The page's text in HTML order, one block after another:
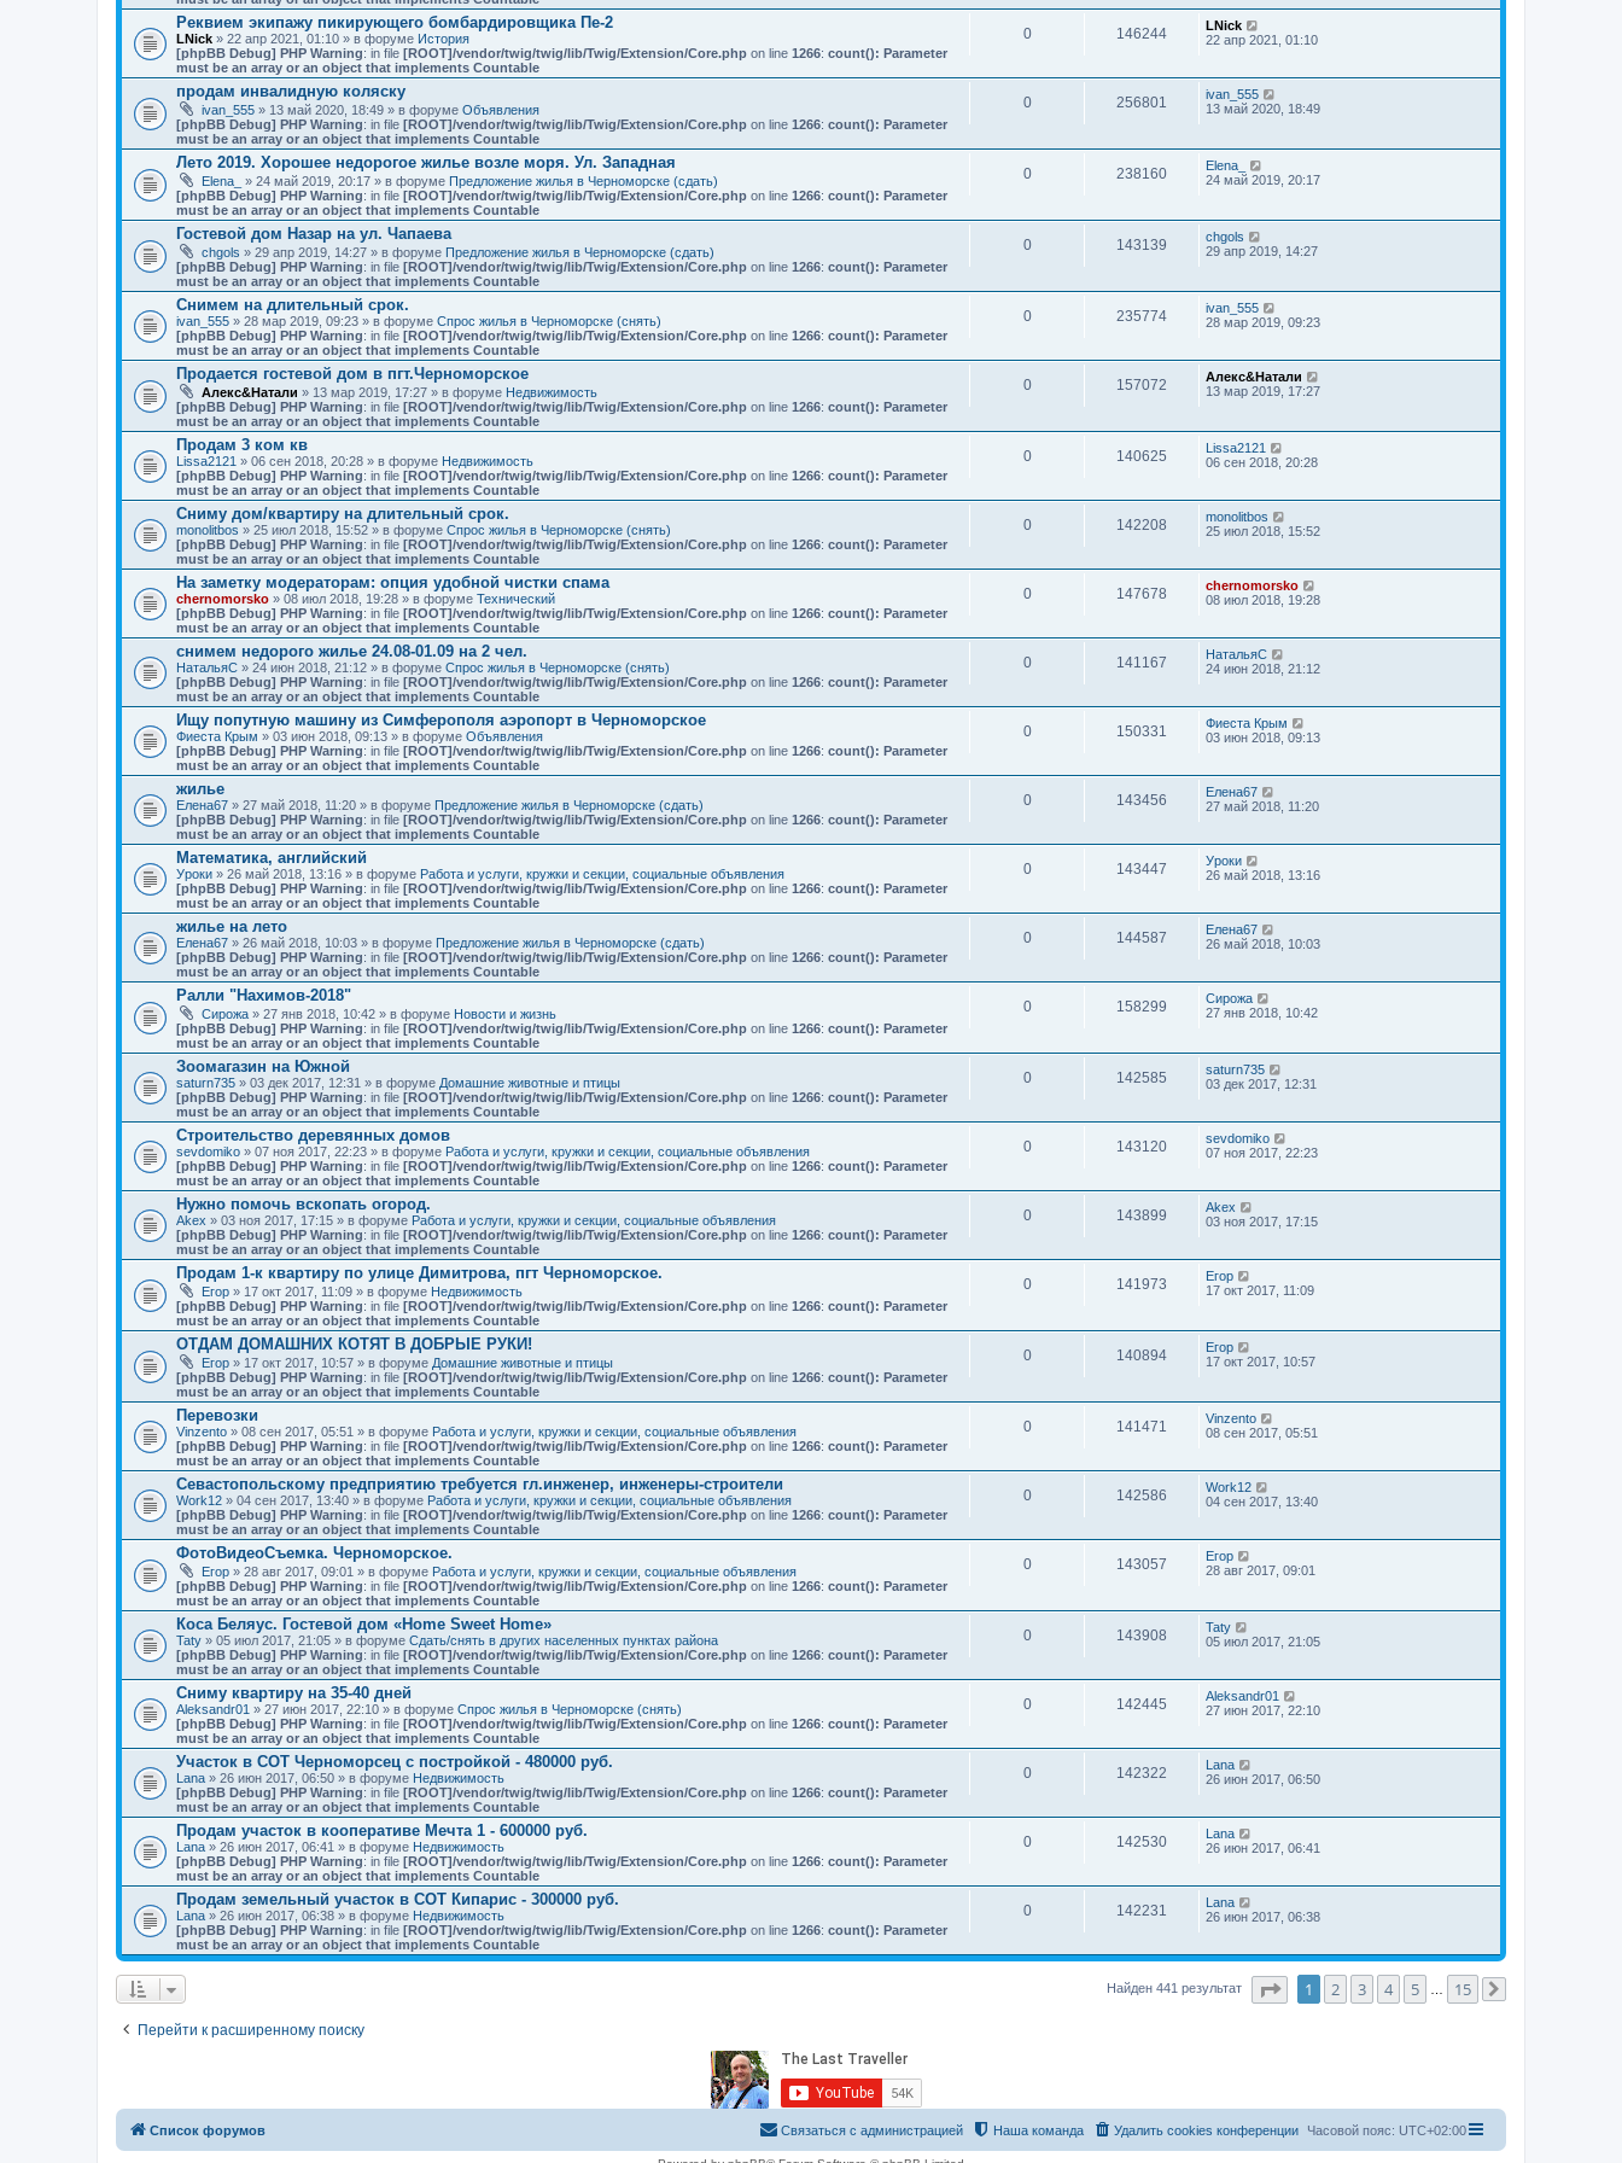
Реквием экипажу пикирующего бомбардировщика Пе-2
LNick » 22 апр 2021, 01:10 » в форуме История
[phpBB Debug] PHP Warning: in file [ROOT]/vendor/twig/twig/lib/Twig/Extension/Core.php on line 1266: count(): Parameter
must be an array or an object that implements Countable
0 146244
LNick
22 апр 2021, 01:10
продам инвалидную коляску
ivan_555 » 13 май 2020, 18:49 » в форуме Объявления
[phpBB Debug] PHP Warning: in file [ROOT]/vendor/twig/twig/lib/Twig/Extension/Core.php on line 1266: count(): Parameter
must be an array or an object that implements Countable
0 256801
ivan_555
13 май 2020, 18:49
Лето 2019. Хорошее недорогое жилье возле моря. Ул. Западная
Elena_ » 24 май 2019, 20:17 » в форуме Предложение жилья в Черноморске (сдать)
[phpBB Debug] PHP Warning: in file [ROOT]/vendor/twig/twig/lib/Twig/Extension/Core.php on line 1266: count(): Parameter
must be an array or an object that implements Countable
0 238160
Elena_
24 май 2019, 20:17
Гостевой дом Назар на ул. Чапаева
chgols » 29 апр 2019, 14:27 » в форуме Предложение жилья в Черноморске (сдать)
[phpBB Debug] PHP Warning: in file [ROOT]/vendor/twig/twig/lib/Twig/Extension/Core.php on line 1266: count(): Parameter
must be an array or an object that implements Countable
0 143139
chgols
29 апр 2019, 14:27
Снимем на длительный срок.
ivan_555 » 28 мар 2019, 09:23 » в форуме Спрос жилья в Черноморске (снять)
[phpBB Debug] PHP Warning: in file [ROOT]/vendor/twig/twig/lib/Twig/Extension/Core.php on line 1266: count(): Parameter
must be an array or an object that implements Countable
0 235774
ivan_555
28 мар 2019, 09:23
Продается гостевой дом в пгт.Черноморское
Алекс&Натали » 13 мар 2019, 17:27 » в форуме Недвижимость
[phpBB Debug] PHP Warning: in file [ROOT]/vendor/twig/twig/lib/Twig/Extension/Core.php on line 1266: count(): Parameter
must be an array or an object that implements Countable
0 157072
Алекс&Натали
13 мар 2019, 17:27
Продам 3 ком кв
Lissa2121 » 06 сен 2018, 20:28 » в форуме Недвижимость
[phpBB Debug] PHP Warning: in file [ROOT]/vendor/twig/twig/lib/Twig/Extension/Core.php on line 1266: count(): Parameter
must be an array or an object that implements Countable
0 140625
Lissa2121
06 сен 2018, 20:28
Сниму дом/квартиру на длительный срок.
monolitbos » 25 июл 2018, 15:52 » в форуме Спрос жилья в Черноморске (снять)
[phpBB Debug] PHP Warning: in file [ROOT]/vendor/twig/twig/lib/Twig/Extension/Core.php on line 1266: count(): Parameter
must be an array or an object that implements Countable
0 142208
monolitbos
25 июл 2018, 15:52
На заметку модераторам: опция удобной чистки спама
chernomorsko » 08 июл 2018, 19:28 » в форуме Технический
[phpBB Debug] PHP Warning: in file [ROOT]/vendor/twig/twig/lib/Twig/Extension/Core.php on line 1266: count(): Parameter
must be an array or an object that implements Countable
0 147678
chernomorsko
08 июл 2018, 19:28
снимем недорого жилье 24.08-01.09 на 2 чел.
НатальяС » 24 июн 2018, 21:12 » в форуме Спрос жилья в Черноморске (снять)
[phpBB Debug] PHP Warning: in file [ROOT]/vendor/twig/twig/lib/Twig/Extension/Core.php on line 1266: count(): Parameter
must be an array or an object that implements Countable
0 141167
НатальяС
24 июн 2018, 21:12
Ищу попутную машину из Симферополя аэропорт в Черноморское
Фиеста Крым » 03 июн 2018, 09:13 » в форуме Объявления
[phpBB Debug] PHP Warning: in file [ROOT]/vendor/twig/twig/lib/Twig/Extension/Core.php on line 1266: count(): Parameter
must be an array or an object that implements Countable
0 150331
Фиеста Крым
03 июн 2018, 09:13
жилье
Елена67 » 27 май 2018, 11:20 » в форуме Предложение жилья в Черноморске (сдать)
[phpBB Debug] PHP Warning: in file [ROOT]/vendor/twig/twig/lib/Twig/Extension/Core.php on line 1266: count(): Parameter
must be an array or an object that implements Countable
0 143456
Елена67
27 май 2018, 11:20
Математика, английский
Уроки » 26 май 2018, 13:16 » в форуме Работа и услуги, кружки и секции, социальные объявления
[phpBB Debug] PHP Warning: in file [ROOT]/vendor/twig/twig/lib/Twig/Extension/Core.php on line 1266: count(): Parameter
must be an array or an object that implements Countable
0 143447
Уроки
26 май 2018, 13:16
жилье на лето
Елена67 » 26 май 2018, 10:03 » в форуме Предложение жилья в Черноморске (сдать)
[phpBB Debug] PHP Warning: in file [ROOT]/vendor/twig/twig/lib/Twig/Extension/Core.php on line 1266: count(): Parameter
must be an array or an object that implements Countable
0 144587
Елена67
26 май 2018, 10:03
Ралли "Нахимов-2018"
Сирожа » 27 янв 2018, 10:42 » в форуме Новости и жизнь
[phpBB Debug] PHP Warning: in file [ROOT]/vendor/twig/twig/lib/Twig/Extension/Core.php on line 1266: count(): Parameter
must be an array or an object that implements Countable
0 158299
Сирожа
27 янв 2018, 10:42
Зоомагазин на Южной
saturn735 » 03 дек 2017, 12:31 » в форуме Домашние животные и птицы
[phpBB Debug] PHP Warning: in file [ROOT]/vendor/twig/twig/lib/Twig/Extension/Core.php on line 1266: count(): Parameter
must be an array or an object that implements Countable
0 142585
saturn735
03 дек 2017, 12:31
Строительство деревянных домов
sevdomiko » 07 ноя 2017, 22:23 » в форуме Работа и услуги, кружки и секции, социальные объявления
[phpBB Debug] PHP Warning: in file [ROOT]/vendor/twig/twig/lib/Twig/Extension/Core.php on line 1266: count(): Parameter
must be an array or an object that implements Countable
0 143120
sevdomiko
07 ноя 2017, 22:23
Нужно помочь вскопать огород.
Akex » 03 ноя 2017, 17:15 » в форуме Работа и услуги, кружки и секции, социальные объявления
[phpBB Debug] PHP Warning: in file [ROOT]/vendor/twig/twig/lib/Twig/Extension/Core.php on line 1266: count(): Parameter
must be an array or an object that implements Countable
0 143899
Akex
03 ноя 2017, 17:15
Продам 1-к квартиру по улице Димитрова, пгт Черноморское.
Егор » 17 окт 2017, 11:09 » в форуме Недвижимость
[phpBB Debug] PHP Warning: in file [ROOT]/vendor/twig/twig/lib/Twig/Extension/Core.php on line 1266: count(): Parameter
must be an array or an object that implements Countable
0 141973
Егор
17 окт 2017, 11:09
ОТДАМ ДОМАШНИХ КОТЯТ В ДОБРЫЕ РУКИ!
Егор » 17 окт 2017, 10:57 » в форуме Домашние животные и птицы
[phpBB Debug] PHP Warning: in file [ROOT]/vendor/twig/twig/lib/Twig/Extension/Core.php on line 1266: count(): Parameter
must be an array or an object that implements Countable
0 140894
Егор
17 окт 2017, 10:57
Перевозки
Vinzento » 08 сен 2017, 05:51 » в форуме Работа и услуги, кружки и секции, социальные объявления
[phpBB Debug] PHP Warning: in file [ROOT]/vendor/twig/twig/lib/Twig/Extension/Core.php on line 1266: count(): Parameter
must be an array or an object that implements Countable
0 141471
Vinzento
08 сен 2017, 05:51
Севастопольскому предприятию требуется гл.инженер, инженеры-строители
Work12 » 04 сен 2017, 13:40 » в форуме Работа и услуги, кружки и секции, социальные объявления
[phpBB Debug] PHP Warning: in file [ROOT]/vendor/twig/twig/lib/Twig/Extension/Core.php on line 1266: count(): Parameter
must be an array or an object that implements Countable
0 142586
Work12
04 сен 2017, 13:40
ФотоВидеоСъемка. Черноморское.
Егор » 28 авг 2017, 09:01 » в форуме Работа и услуги, кружки и секции, социальные объявления
[phpBB Debug] PHP Warning: in file [ROOT]/vendor/twig/twig/lib/Twig/Extension/Core.php on line 1266: count(): Parameter
must be an array or an object that implements Countable
0 143057
Егор
28 авг 2017, 09:01
Коса Беляус. Гостевой дом «Home Sweet Home»
Taty » 05 июл 2017, 21:05 » в форуме Сдать/снять в других населенных пунктах района
[phpBB Debug] PHP Warning: in file [ROOT]/vendor/twig/twig/lib/Twig/Extension/Core.php on line 1266: count(): Parameter
must be an array or an object that implements Countable
0 143908
Taty
05 июл 2017, 21:05
Сниму квартиру на 35-40 дней
Aleksandr01 » 27 июн 2017, 22:10 » в форуме Спрос жилья в Черноморске (снять)
[phpBB Debug] PHP Warning: in file [ROOT]/vendor/twig/twig/lib/Twig/Extension/Core.php on line 1266: count(): Parameter
must be an array or an object that implements Countable
0 142445
Aleksandr01
27 июн 2017, 22:10
Участок в СОТ Черноморсец с постройкой - 480000 руб.
Lana » 26 июн 2017, 06:50 » в форуме Недвижимость
[phpBB Debug] PHP Warning: in file [ROOT]/vendor/twig/twig/lib/Twig/Extension/Core.php on line 1266: count(): Parameter
must be an array or an object that implements Countable
0 142322
Lana
26 июн 2017, 06:50
Продам участок в кооперативе Мечта 1 - 600000 руб.
Lana » 26 июн 2017, 06:41 » в форуме Недвижимость
[phpBB Debug] PHP Warning: in file [ROOT]/vendor/twig/twig/lib/Twig/Extension/Core.php on line 1266: count(): Parameter
must be an array or an object that implements Countable
0 142530
Lana
26 июн 2017, 06:41
Продам земельный участок в СОТ Кипарис - 300000 руб.
Lana » 26 июн 2017, 06:38 » в форуме Недвижимость
[phpBB Debug] PHP Warning: in file [ROOT]/vendor/twig/twig/lib/Twig/Extension/Core.php on line 1266: count(): Parameter
must be an array or an object that implements Countable
0 142231
Lana
26 июн 2017, 06:38
Найден 441 результат Страница 1 из15
1 2 3 4 5 15
Перейти к расширенному поиску
Список форумов Часовой пояс: UTC+02:00
Удалить cookies конференции
Наша команда
Связаться с администрацией